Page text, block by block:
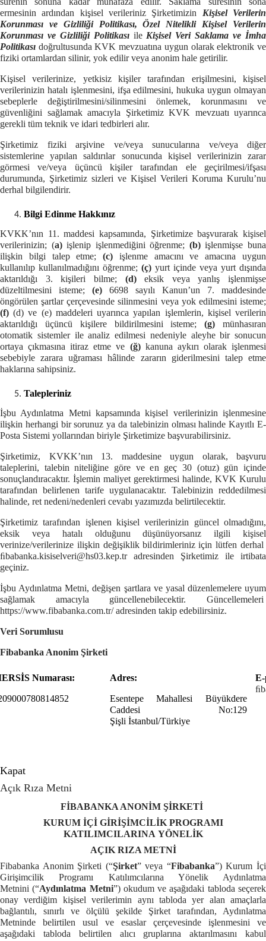
ermesinin ardından kişisel verileriniz Şirketimizin Kişisel Verilerin
Korunması ve Gizliliği Politikası, Özel Nitelikli Kişisel Verilerin
Korunması ve Gizliliği Politikası ile Kişisel Veri Saklama ve İmha
Politikası doğrultusunda KVK mevzuatına uygun olarak elektronik ve
fiziki ortamlardan silinir, yok edilir veya anonim hale getirilir.
Kişisel verilerinize, yetkisiz kişiler tarafından erişilmesini, kişisel
verilerinizin hatalı işlenmesini, ifşa edilmesini, hukuka uygun olmayan
sebeplerle değiştirilmesini/silinmesini önlemek, korunmasını ve
güvenliğini sağlamak amacıyla Şirketimiz KVK mevzuatı uyarınca
gerekli tüm teknik ve idari tedbirleri alır.
Şirketimiz fiziki arşivine ve/veya sunucularına ve/veya diğer
sistemlerine yapılan saldırılar sonucunda kişisel verilerinizin zarar
görmesi ve/veya üçüncü kişiler tarafından ele geçirilmesi/ifşası
durumunda, Şirketimiz sizleri ve Kişisel Verileri Koruma Kurulu’nu
derhal bilgilendirir.
Bilgi Edinme Hakkınız
KVKK’nın 11. maddesi kapsamında, Şirketimize başvurarak kişisel
verilerinizin; (a)işlenip işlenmediğini öğrenme; (b)işlenmişse buna
ilişkin bilgi talep etme;(c) işlenme amacını ve amacına uygun
kullanılıp kullanılmadığını öğrenme; (ç) yurt içinde veya yurt dışında
aktarıldığı 3. kişileri bilme; (d)eksik veya yanlış işlenmişse
düzeltilmesini isteme; (e) 6698 sayılı Kanun’un 7. maddesinde
öngörülen şartlar çerçevesinde silinmesini veya yok edilmesini isteme;
(f) (d) ve (e) maddeleri uyarınca yapılan işlemlerin, kişisel verilerin
aktarıldığı üçüncü kişilere bildirilmesini isteme;(g) münhasıran
otomatik sistemler ile analiz edilmesi nedeniyle aleyhe bir sonucun
ortaya çıkmasına itiraz etme ve (ğ)kanuna aykırı olarak işlenmesi
sebebiyle zarara uğraması hâlinde zararın giderilmesini talep etme
haklarına sahipsiniz.
Talepleriniz
İşbu Aydınlatma Metni kapsamında kişisel verilerinizin işlenmesine
ilişkin herhangi bir sorunuz ya da talebinizin olması halinde Kayıtlı E-
Posta Sistemi yollarından biriyle Şirketimize başvurabilirsiniz.
Şirketimiz, KVKK’nın 13. maddesine uygun olarak, başvuru
taleplerini, talebin niteliğine göre ve en geç 30 (otuz) gün içinde
sonuçlandıracaktır. İşlemin maliyet gerektirmesi halinde, KVK Kurulu
tarafından belirlenen tarife uygulanacaktır. Talebinizin reddedilmesi
halinde, ret nedeni/nedenleri cevabı yazımızda belirtilecektir.
Şirketimiz tarafından işlenen kişisel verilerinizin güncel olmadığını,
eksik veya hatalı olduğunu düşünüyorsanız ilgili kişisel
verinize/verilerinize ilişkin değişiklik bildirimleriniz için lütfen derhal
ﬁbabanka.kisiselveri@hs03.kep.tradresinden Şirketimiz ile irtibata
geçiniz.
İşbu Aydınlatma Metni, değişen şartlara ve yasal düzenlemelere uyum
sağlamak amacıyla güncellenebilecektir. Güncellemeleri
https://www.fibabanka.com.tr/adresinden takip edebilirsiniz.
Veri Sorumlusu
Fibabanka Anonim Şirketi
Numarası: Adres:
Esentepe Mahallesi Büyükdere
Caddesi No:129
Şişli İstanbul/Türkiye
E-
Kapat
Açık Rıza Metni
FİBABANKA ANONİM ŞİRKETİ
KURUM İÇİ GİRİŞİMCİLİK PROGRAMI
KATILIMCILARINA YÖNELİK
AÇIK RIZA METNİ
Fibabanka Anonim Şirketi (“Şirket” veya “Fibabanka”) Kurum İçi
Girişimcilik Programı Katılımcılarına Yönelik Aydınlatma
Metnini (“Aydınlatma Metni”) okudum ve aşağıdaki tabloda seçerek
onay verdiğim kişisel verilerimin aynı tabloda yer alan amaçlarla
bağlantılı, sınırlı ve ölçülü şekilde Şirket tarafından, Aydınlatma
Metninde belirtilen usul ve esaslar çerçevesinde işlenmesini ve
aşağıdaki tabloda belirtilen alıcı gruplarına aktarılmasını kabul